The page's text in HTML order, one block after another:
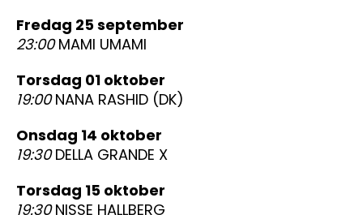
fredag 25 september
23:00MAMI UMAMI
torsdag 01 oktober
19:00NANA RASHID (DK)
onsdag 14 oktober
19:30DELLA GRANDE X
torsdag 15 oktober
19:30NISSE HALLBERG